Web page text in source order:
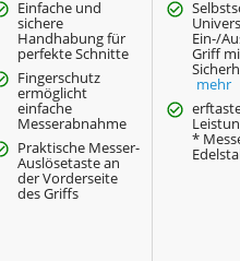
Einfache und
sichere
Handhabung für
perfekte Schnitte
Fingerschutz
ermöglicht
einfache
Messerabnahme
Praktische Messer-
Auslösetaste an
der Vorderseite
des Griffs
Ein-/
Griff
mehr
*